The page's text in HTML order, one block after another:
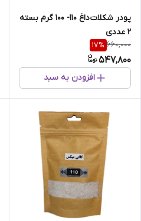
پودر شکلات داغ 110- 100 گرم بسته
2 عددی
660,000
17%
547,800
افزودن به سبد